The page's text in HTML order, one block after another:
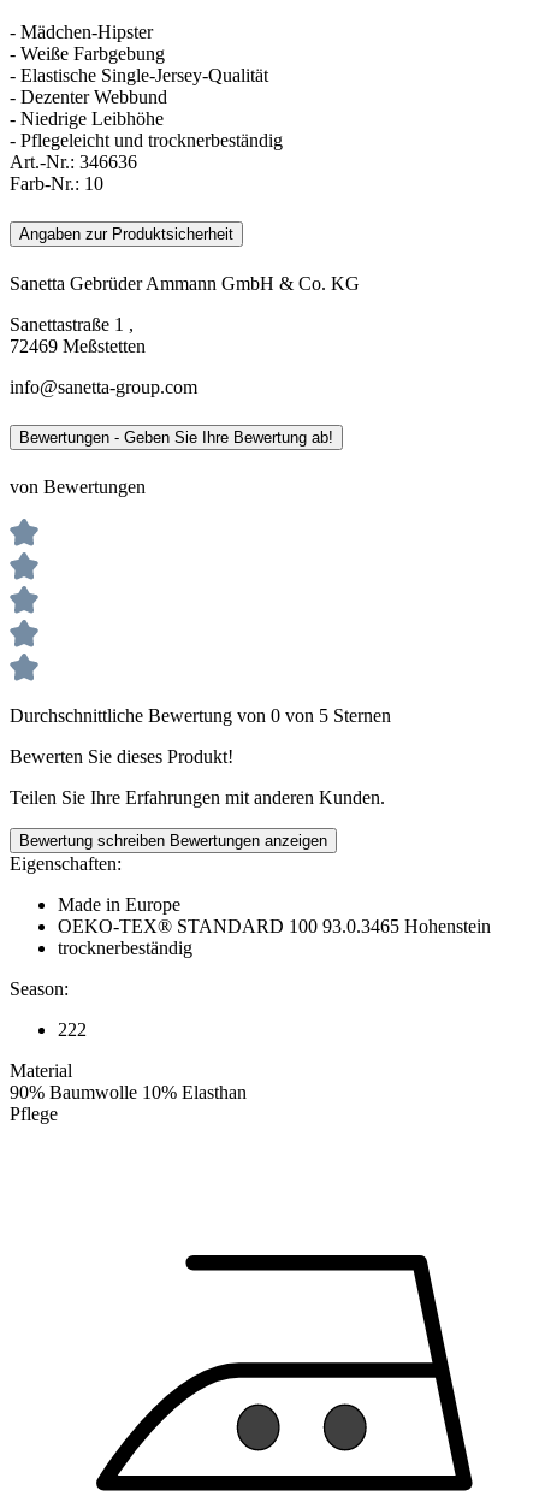
- Mädchen-Hipster
- Weiße Farbgebung
- Elastische Single-Jersey-Qualität
- Dezenter Webbund
- Niedrige Leibhöhe
- Pflegeleicht und trocknerbeständig
Art.-Nr.: 346636
Farb-Nr.: 10
Angaben zur Produktsicherheit
Sanetta Gebrüder Ammann GmbH & Co. KG
Sanettastraße 1 ,
72469 Meßstetten
info@sanetta-group.com
Bewertungen - Geben Sie Ihre Bewertung ab!
von Bewertungen
Durchschnittliche Bewertung von 0 von 5 Sternen
Bewerten Sie dieses Produkt!
Teilen Sie Ihre Erfahrungen mit anderen Kunden.
Bewertung schreiben Bewertungen anzeigen
Eigenschaften:
Made in Europe
OEKO-TEX® STANDARD 100 93.0.3465 Hohenstein
trocknerbeständig
Season:
222
Material
90% Baumwolle 10% Elasthan
Pflege